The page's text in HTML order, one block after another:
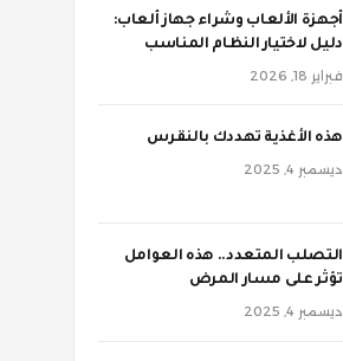
أجهزة الألعاب وشراء جهاز ألعاب:
دليل لاختيار النظام المناسب
فبراير 18, 2026
‫هذه الأغذية تهددك بالنقرس
ديسمبر 4, 2025
‫التصلب المتعدد.. هذه العوامل
تؤثر على مسار المرض
ديسمبر 4, 2025